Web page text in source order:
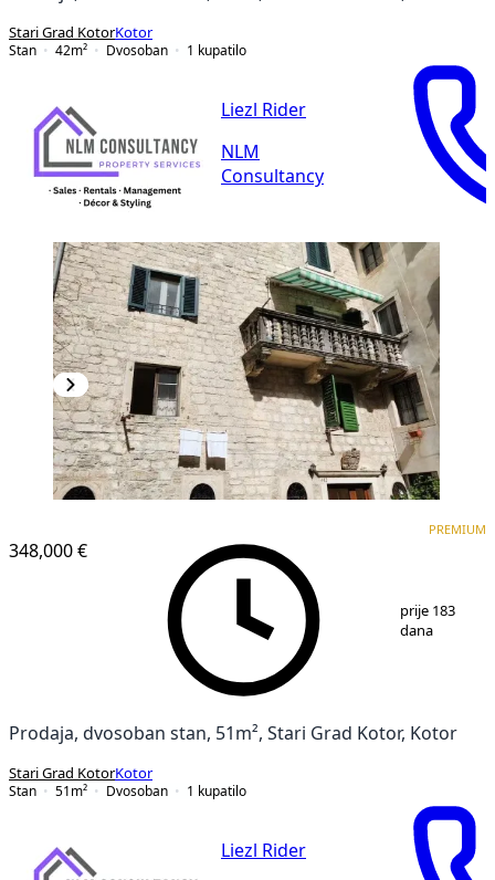
Stari Grad KotorKotor
Stan
42m² Dvosoban 1 kupatilo
Liezl Rider
NLM
Consultancy
348,000 €
PREMIUM
prije 183
dana
Prodaja, dvosoban stan, 51m², Stari Grad Kotor, Kotor
Stari Grad KotorKotor
Stan
51 m² Dvosoban 1 kupatilo
Liezl Rider